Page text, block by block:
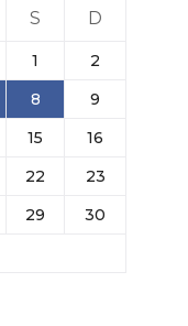
S D
1
2
8
9
15
16
22
23
29
30